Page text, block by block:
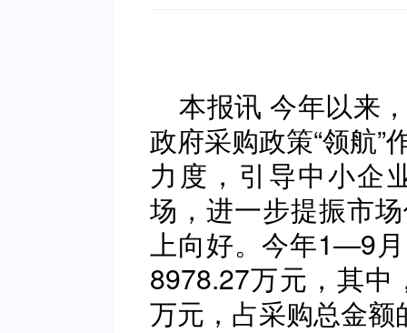
本报讯 今年以来
政府采购政策“领航”
力度，引导中小企
场，进一步提振市
上向好。今年1—9
8978.27万元，其
万元，占采购总金额